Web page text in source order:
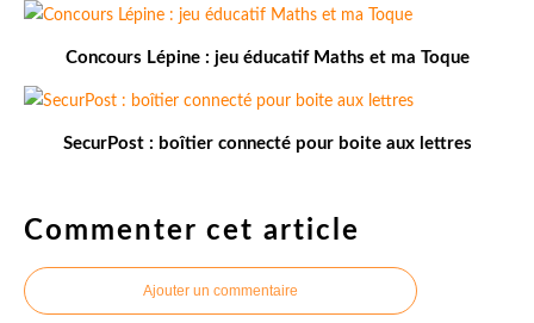
Concours Lépine : jeu éducatif Maths et ma Toque
SecurPost : boîtier connecté pour boite aux lettres
Commenter cet article
Ajouter un commentaire